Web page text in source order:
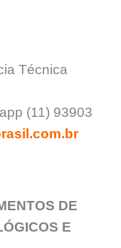
Técnica
(11) 93903
DE
E